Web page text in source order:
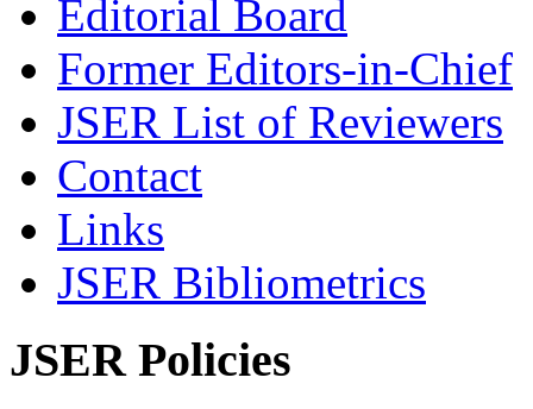
Editorial Board
Former Editors-in-Chief
JSER List of Reviewers
Contact
Links
JSER Bibliometrics
JSER Policies